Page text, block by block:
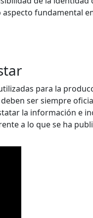
fundamental
para la
ser siempre
la información e
a lo que se ha